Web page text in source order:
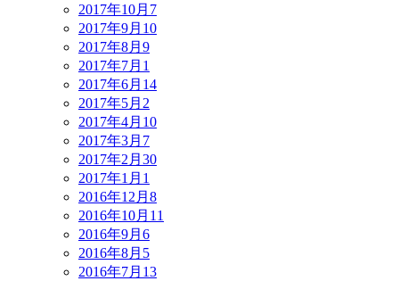
2017年10月 7
2017年9月 10
2017年8月 9
2017年7月 1
2017年6月 14
2017年5月 2
2017年4月 10
2017年3月 7
2017年2月 30
2017年1月 1
2016年12月 8
2016年10月 11
2016年9月 6
2016年8月 5
2016年7月 13